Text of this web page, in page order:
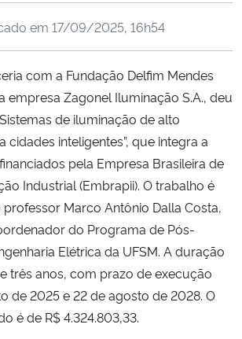
Regional
e dos Direitos Humanos
em 17/09/2025, 16h54
com a Fundação Delfim Mendes
empresa Zagonel Iluminação S.A., deu
de iluminação de alto
cidades inteligentes”, que integra a
pela Empresa Brasileira de
Industrial (Embrapii). O trabalho é
Marco Antônio Dalla Costa,
do Programa de Pós-
Elétrica da UFSM. A duração
três anos, com prazo de execução
de 2025 e 22 de agosto de 2028. O
é de R$ 4.324.803,33.